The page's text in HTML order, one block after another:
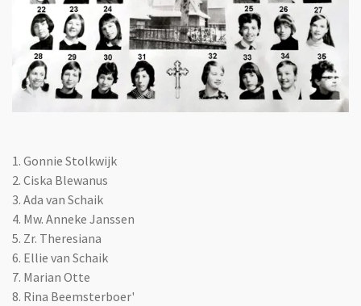
1. Gonnie Stolkwijk
2. Ciska Blewanus
3. Ada van Schaik
4. Mw. Anneke Janssen
5. Zr. Theresiana
6. Ellie van Schaik
7. Marian Otte
8. Rina Beemsterboer'